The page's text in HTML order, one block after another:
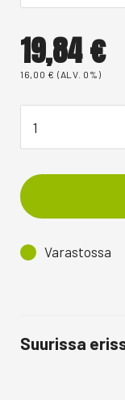
19,84€
16,00 € (ALV. 0%)
Varastossa
Suurissa